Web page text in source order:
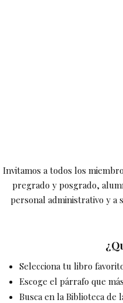
Invitamos a todos los
pregrado y posgrado,
personal administrativo y a
Selecciona tu libro
Escoge el párrafo que
Busca en la Biblioteca de